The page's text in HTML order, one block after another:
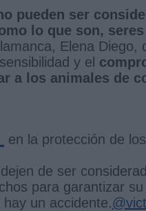
pueden ser
lo que son,
Elena
y el
a los animales de
en la protección de
de ser
para garantizar
un accidente.